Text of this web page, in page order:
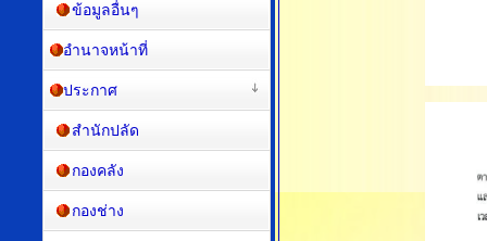
ข้อมูลอื่นๆ
อำนาจหน้าที่
ประกาศ
สำนักปลัด
กองคลัง
กองช่าง